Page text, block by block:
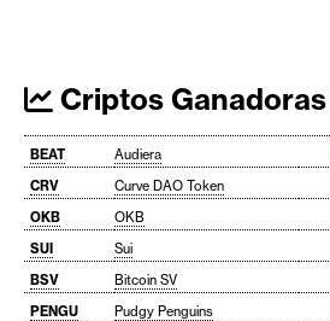
Criptos Ganadoras
BEAT Audiera
CRV
Curve DAO Token
OKB
OKB
SUI
Sui
BSV
Bitcoin SV
PENGU
Pudgy Penguins